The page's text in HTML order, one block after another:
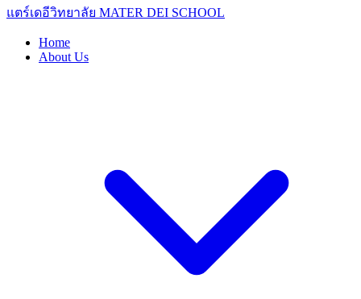
แตร์เดอีวิทยาลัย MATER DEI SCHOOL
Home
About Us